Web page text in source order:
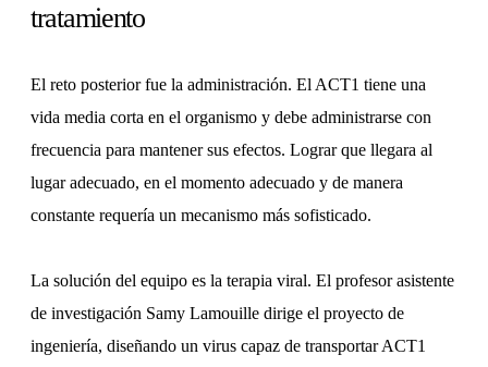
tratamiento
El reto posterior fue la administración. El ACT1 tiene una
vida media corta en el organismo y debe administrarse con
frecuencia para mantener sus efectos. Lograr que llegara al
lugar adecuado, en el momento adecuado y de manera
constante requería un mecanismo más sofisticado.
La solución del equipo es la terapia viral. El profesor asistente
de investigación Samy Lamouille dirige el proyecto de
ingeniería, diseñando un virus capaz de transportar ACT1